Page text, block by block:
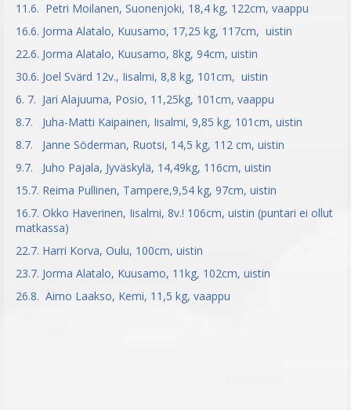
11.6. Petri Moilanen, Suonenjoki, 18,4 kg, 122cm, vaappu
16.6. Jorma Alatalo, Kuusamo, 17,25 kg, 117cm, uistin
22.6. Jorma Alatalo, Kuusamo, 8kg, 94cm, uistin
30.6. Joel Svärd 12v., Iisalmi, 8,8 kg, 101cm, uistin
6. 7. Jari Alajuuma, Posio, 11,25kg, 101cm, vaappu
8.7. Juha-Matti Kaipainen, Iisalmi, 9,85 kg, 101cm, uistin
8.7. Janne Söderman, Ruotsi, 14,5 kg, 112 cm, uistin
9.7. Juho Pajala, Jyväskylä, 14,49kg, 116cm, uistin
15.7. Reima Pullinen, Tampere,9,54 kg, 97cm, uistin
16.7. Okko Haverinen, Iisalmi, 8v.! 106cm, uistin (puntari ei ollut
matkassa)
22.7. Harri Korva, Oulu, 100cm, uistin
23.7. Jorma Alatalo, Kuusamo, 11kg, 102cm, uistin
26.8. Aimo Laakso, Kemi, 11,5 kg, vaappu